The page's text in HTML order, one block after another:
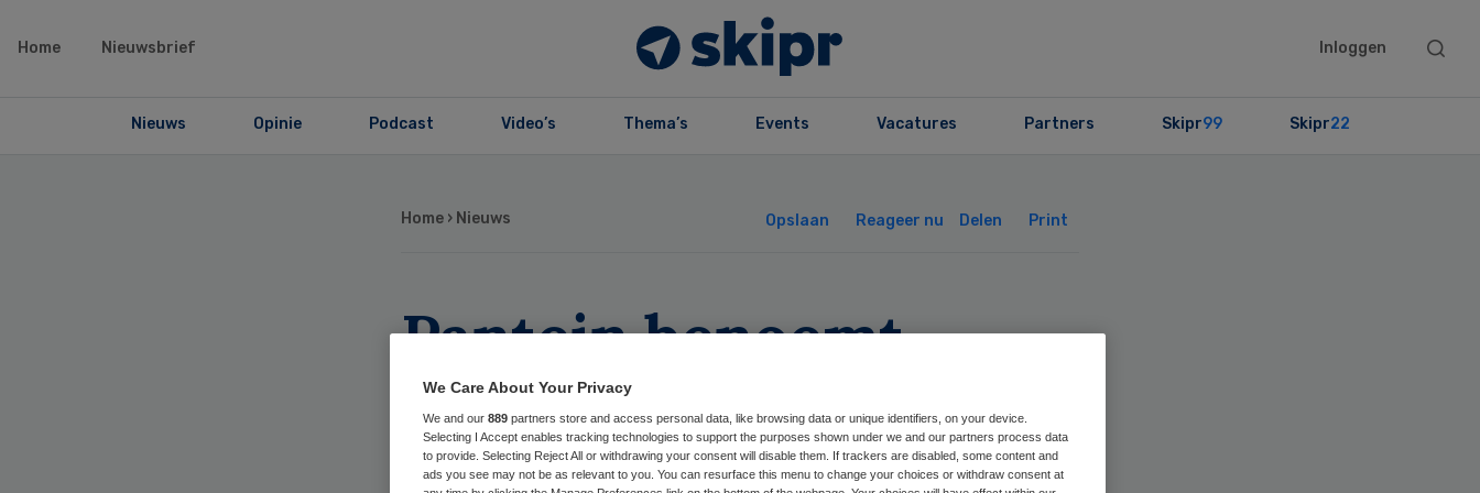
Home Nieuwsbrief Inloggen
Search
Nieuws Opinie Podcast Video’s Thema’s Events Vacatures Partners Skipr99 Skipr22
Home › Nieuws Opslaan Reageer nu Delen Print
Pantein benoemt
nieuwe leden raad van
toezicht
We Care About Your Privacy
We and our 889 partners store and access personal data, like browsing data or unique identifiers, on your device.
Selecting I Accept enables tracking technologies to support the purposes shown under we and our partners process data
to provide. Selecting Reject All or withdrawing your consent will disable them. If trackers are disabled, some content and
ads you see may not be as relevant to you. You can resurface this menu to change your choices or withdraw consent at